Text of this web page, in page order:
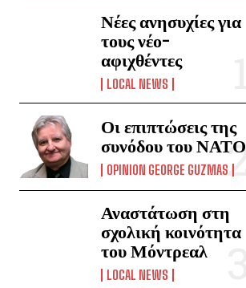
Νέες ανησυχίες για
τους νέο-
αφιχθέντες
LOCAL NEWS
Οι επιπτώσεις της
συνόδου του ΝΑΤΟ
OPINION GEORGE GUZMAS
Αναστάτωση στη
σχολική κοινότητα
του Μόντρεαλ
LOCAL NEWS